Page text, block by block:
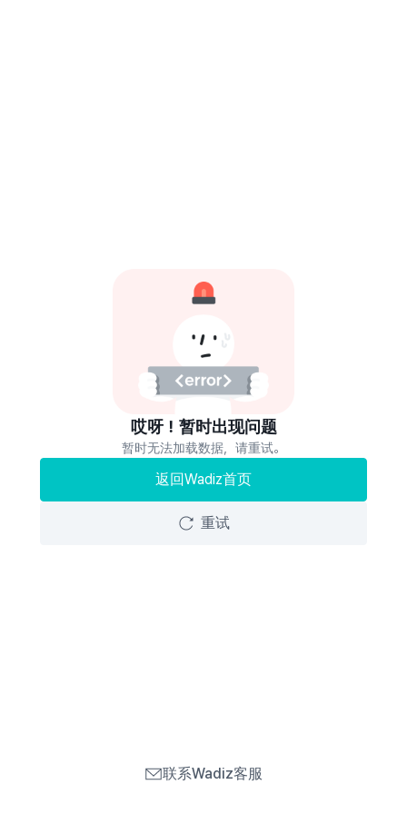
哎呀！暂时出现问题
暂时无法加载数据，请重试。
返回Wadiz首页
重试
联系Wadiz客服